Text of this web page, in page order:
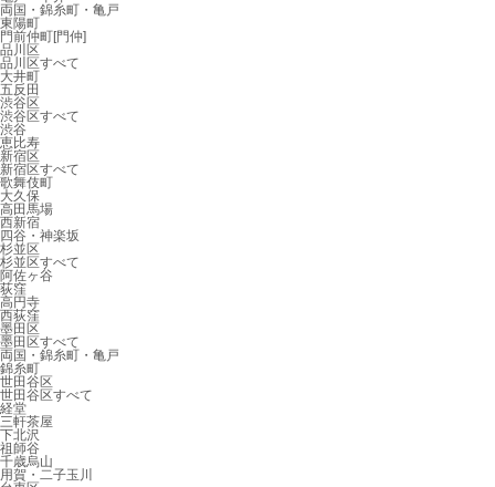
両国・錦糸町・亀戸
東陽町
門前仲町[門仲]
品川区
品川区すべて
大井町
五反田
渋谷区
渋谷区すべて
渋谷
恵比寿
新宿区
新宿区すべて
歌舞伎町
大久保
高田馬場
西新宿
四谷・神楽坂
杉並区
杉並区すべて
阿佐ヶ谷
荻窪
高円寺
西荻窪
墨田区
墨田区すべて
両国・錦糸町・亀戸
錦糸町
世田谷区
世田谷区すべて
経堂
三軒茶屋
下北沢
祖師谷
千歳烏山
用賀・二子玉川